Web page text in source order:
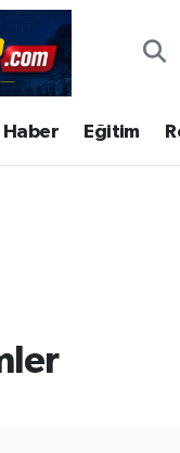
Haber Eğitim